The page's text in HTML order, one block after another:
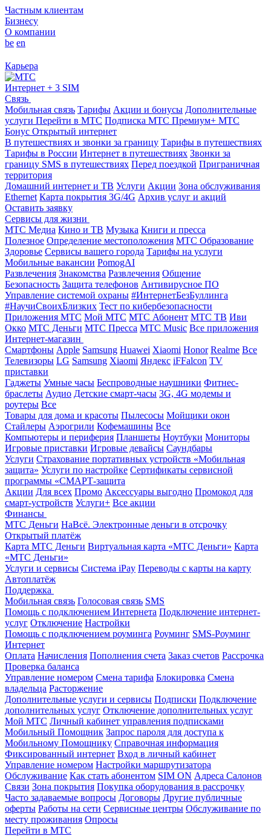
Частным клиентам
Бизнесу
О компании
be en
Карьера
Интернет + 3 SIM
Связь
Мобильная связь Тарифы Акции и бонусы Дополнительные
услуги Перейти в МТС Подписка МТС Премиум+ МТС
Бонус Открытый интернет
В путешествиях и звонки за границу Тарифы в путешествиях
Тарифы в России Интернет в путешествиях Звонки за
границу SMS в путешествиях Перед поездкой Приграничная
территория
Домашний интернет и ТВ Услуги Акции Зона обслуживания
Ethernet Карта покрытия 3G/4G Архив услуг и акций
Оставить заявку
Сервисы для жизни
МТС Медиа Кино и ТВ Музыка Книги и пресса
Полезное Определение местоположения МТС Образование
Здоровье Сервисы вашего города Тарифы на услуги
Мобильные вакансии PomogAI
Развлечения Знакомства Развлечения Общение
Безопасность Защита телефонов Антивирусное ПО
Управление системой охраны #ИнтернетБезБуллинга
#НаучиСвоихБлизких Тест по кибербезопасности
Приложения МТС Мой МТС МТС Абонент МТС ТВ Иви
Окко МТС Деньги МТС Пресса МТС Music Все приложения
Интернет-магазин
Смартфоны Apple Samsung Huawei Xiaomi Honor Realme Все
Телевизоры LG Samsung Xiaomi Яндекс iFFalcon TV
приставки
Гаджеты Умные часы Беспроводные наушники Фитнес-
браслеты Аудио Детские смарт-часы 3G, 4G модемы и
роутеры Все
Товары для дома и красоты Пылесосы Мойщики окон
Стайлеры Аэрогрили Кофемашины Все
Компьютеры и периферия Планшеты Ноутбуки Мониторы
Игровые приставки Игровые девайсы Саундбары
Услуги Страхование портативных устройств «Мобильная
защита» Услуги по настройке Сертификаты сервисной
программы «СМАРТ-защита
Акции Для всех Промо Аксессуары выгодно Промокод для
смарт-устройств Услуги+ Все акции
Финансы
МТС Деньги НаВсё. Электронные деньги в отсрочку
Открытый платёж
Карта МТС Деньги Виртуальная карта «МТС Деньги» Карта
«МТС Деньги»
Услуги и сервисы Система iPay Переводы с карты на карту
Автоплатёж
Поддержка
Мобильная связь Голосовая связь SMS
Помощь с подключением Интернета Подключение интернет-
услуг Отключение Настройки
Помощь с подключением роуминга Роуминг SMS-Роуминг
Интернет
Оплата Начисления Пополнения счета Заказ счетов Рассрочка
Проверка баланса
Управление номером Смена тарифа Блокировка Смена
владельца Расторжение
Дополнительные услуги и сервисы Подписки Подключение
дополнительных услуг Отключение дополнительных услуг
Мой МТС Личный кабинет управления подписками
Мобильный Помощник Запрос пароля для доступа к
Мобильному Помощнику Справочная информация
Фиксированный интернет Вход в личный кабинет
Управление номером Настройки маршрутизатора
Обслуживание Как стать абонентом SIM ON Адреса Салонов
Связи Зона покрытия Покупка оборудования в рассрочку
Часто задаваемые вопросы Договоры Другие публичные
оферты Работы на сети Сервисные центры Обслуживание по
месту проживания Опросы
Перейти в МТС